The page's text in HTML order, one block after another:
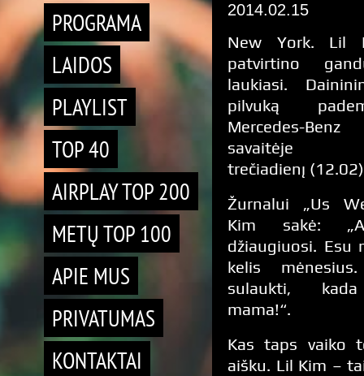
PROGRAMA
LAIDOS
PLAYLIST
TOP 40
AIRPLAY TOP 200
METŲ TOP 100
APIE MUS
PRIVATUMAS
KONTAKTAI
2014.02.15
New York. Lil
patvirtino
laukiasi.
pilvuką
Mercedes-
savaitėje
trečiadienį
Žurnalui „Us
Kim sakė:
džiaugiuosi. Esu
kelis
sulaukti,
mama!“.
Kas taps vaiko
aišku. Lil Kim –